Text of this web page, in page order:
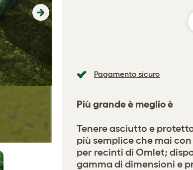
Next
Pagamento sicuro
Più grande è meglio è
Tenere asciutto e
più semplice che mai
per recinti di Omlet;
gamma di dimensioni e